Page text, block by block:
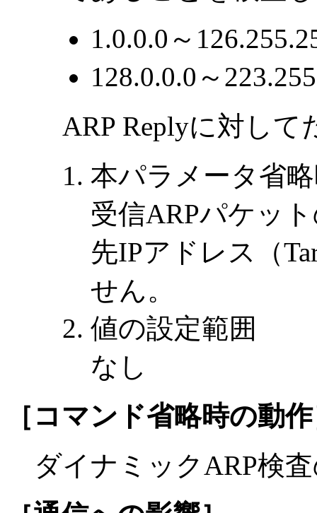
1.0.0.0～
128.0.0.0～
ARP Replyに対し
本パラメータ省
受信ARPパケッ
先IPアドレス（
せん。
値の設定範囲
なし
［コマンド省略時の動
ダイナミックARP検